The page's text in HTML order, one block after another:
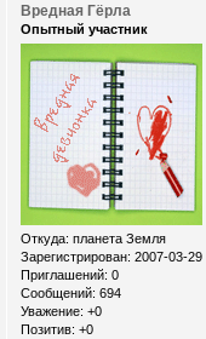
Вредная Гёрла
Опытный участник
Откуда: планета Земля
Зарегистрирован: 2007-03-29
Приглашений: 0
Сообщений: 694
Уважение: +0
Позитив: +0